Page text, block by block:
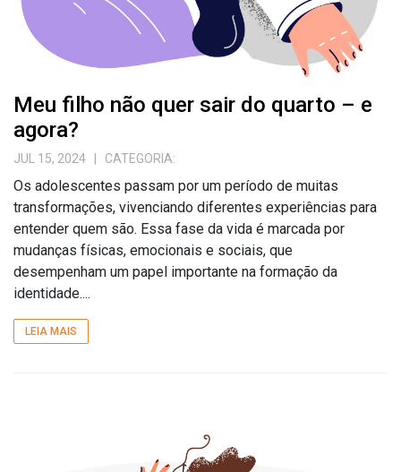
Meu filho não quer sair do quarto – e
agora?
JUL 15, 2024 | CATEGORIA:
Os adolescentes passam por um período de muitas
transformações, vivenciando diferentes experiências para
entender quem são. Essa fase da vida é marcada por
mudanças físicas, emocionais e sociais, que
desempenham um papel importante na formação da
identidade....
LEIA MAIS